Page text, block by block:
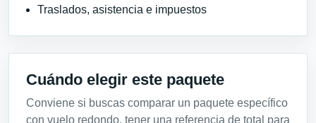
Traslados, asistencia e impuestos
Cuándo elegir este paquete
Conviene si buscas comparar un paquete específico
con vuelo redondo, tener una referencia de total para